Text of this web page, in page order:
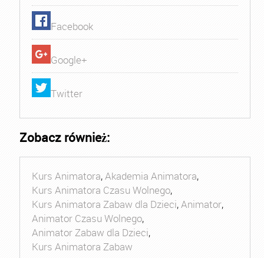
Facebook
Google+
Twitter
Zobacz również:
Kurs Animatora,Akademia Animatora,
Kurs Animatora Czasu Wolnego,
Kurs Animatora Zabaw dla Dzieci,Animator,
Animator Czasu Wolnego,
Animator Zabaw dla Dzieci,
Kurs Animatora Zabaw